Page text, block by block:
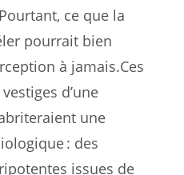
ce que la
pourrait bien
à jamais.Ces
d’une
une
: des
issues de